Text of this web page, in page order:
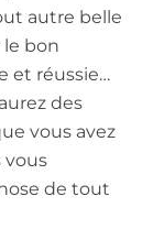
autre belle
bon
et réussie…
des
vous avez
vous
de tout